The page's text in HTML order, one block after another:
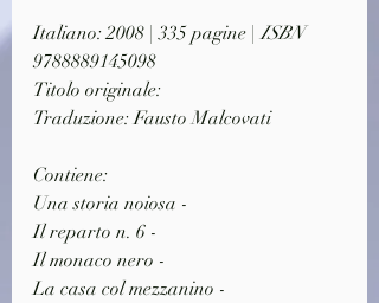
Italiano: 2008 | 335 pagine | ISBN
9788889145098
Titolo originale:
Traduzione: Fausto Malcovati
Contiene:
Una storia noiosa -
Il reparto n. 6 -
Il monaco nero -
La casa col mezzanino -